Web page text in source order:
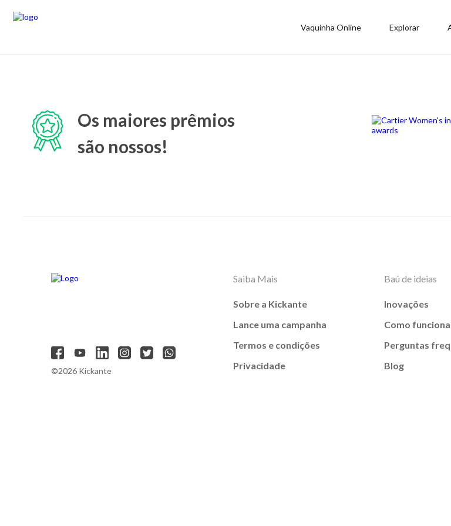
Vaquinha Online Explorar
Os maiores prêmios
são nossos!
©2026 Kickante
Saiba Mais
Sobre a Kickante
Lance uma campanha
Termos e condições
Privacidade
Baú de ideias
Inovações
Como funciona
Perguntas
Blog